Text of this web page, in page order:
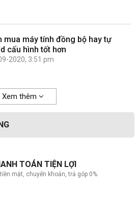
mua máy tính đồng bộ hay tự
cấu hình tốt hơn
2020, 3:51 pm
Xem thêm
TOÁN TIỆN LỢI
mặt, chuyển khoản, trả góp 0%